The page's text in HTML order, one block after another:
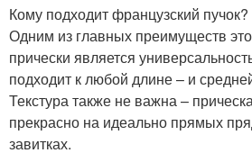
Кому подходит французский пучок?
Одним из главных преимуществ
прически является
подходит к любой длине – и
Текстура также не важна –
прекрасно на идеально прямых
завитках.